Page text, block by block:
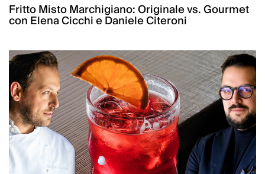
Fritto Misto Marchigiano: Originale vs. Gourmet
con Elena Cicchi e Daniele Citeroni